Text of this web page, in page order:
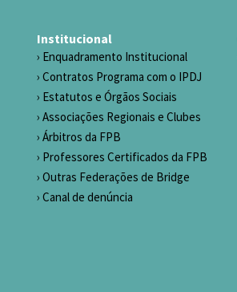
Institucional
Enquadramento Institucional
Contratos Programa com o IPDJ
Estatutos e Órgãos Sociais
Associações Regionais e Clubes
Árbitros da FPB
Professores Certificados da FPB
Outras Federações de Bridge
Canal de denúncia